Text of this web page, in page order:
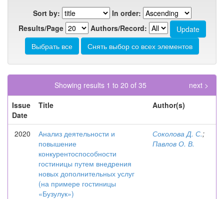
Sort by:
In order:
Results/Page
Authors/Record:
Showing results 1 to 20 of 35
next >
Issue
Date
Title Author(s)
2020
Анализ деятельности и
повышение
конкурентоспособности
гостиницы путем внедрения
новых дополнительных услуг
(на примере гостиницы
«Бузулук»)
Соколова Д. С.;
Павлов О. В.